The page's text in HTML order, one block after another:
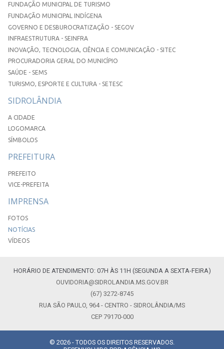
FUNDAÇÃO MUNICIPAL DE TURISMO
FUNDAÇÃO MUNICIPAL INDÍGENA
GOVERNO E DESBUROCRATIZAÇÃO - SEGOV
INFRAESTRUTURA - SEINFRA
INOVAÇÃO, TECNOLOGIA, CIÊNCIA E COMUNICAÇÃO - SITEC
PROCURADORIA GERAL DO MUNICÍPIO
SAÚDE - SEMS
TURISMO, ESPORTE E CULTURA - SETESC
SIDROLÂNDIA
A CIDADE
LOGOMARCA
SÍMBOLOS
PREFEITURA
PREFEITO
VICE-PREFEITA
IMPRENSA
FOTOS
NOTÍCIAS
VÍDEOS
HORÁRIO DE ATENDIMENTO: 07H ÀS 11H (SEGUNDA A SEXTA-FEIRA)
OUVIDORIA@SIDROLANDIA.MS.GOV.BR
(67) 3272-8745
RUA SÃO PAULO, 964 - CENTRO - SIDROLÂNDIA/MS
CEP 79170-000
© 2026 - TODOS OS DIREITOS RESERVADOS.